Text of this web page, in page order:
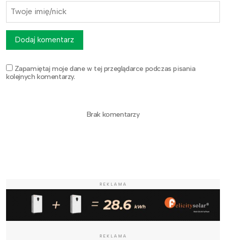
Zapamiętaj moje dane w tej przeglądarce podczas pisania
kolejnych komentarzy.
Dodaj komentarz
Brak komentarzy
REKLAMA
REKLAMA